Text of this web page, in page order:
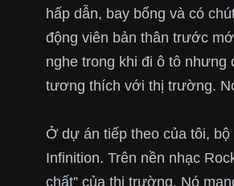
hấp dẫn, bay bổng và có
động viên bản thân trước
nghe trong khi đi ô tô nhưng
tương thích với thị trường.
Ở dự án tiếp theo của tôi, bộ
Infinition. Trên nền nhạc
chất” của thị trường. Nó